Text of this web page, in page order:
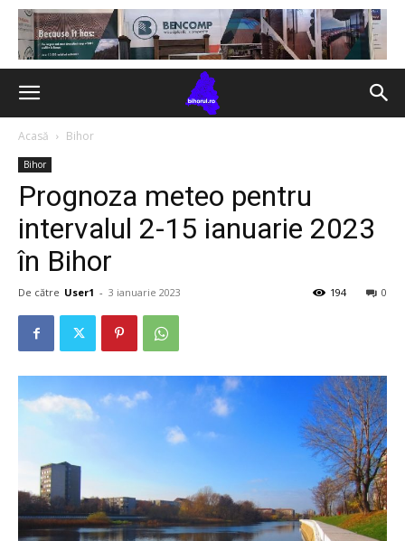
Acasă Bihor
Bihor
Prognoza meteo pentru
intervalul 2-15 ianuarie 2023
în Bihor
De către User1 - 3 ianuarie 2023 0
194